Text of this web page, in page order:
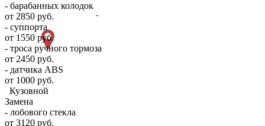
- барабанных колодок
от 2850 руб.
- суппорта
от 1550 руб.
- троса ручного тормоза
от 2450 руб.
- датчика ABS
от 1000 руб.
Кузовной
Замена
- лобового стекла
от 3120 руб.